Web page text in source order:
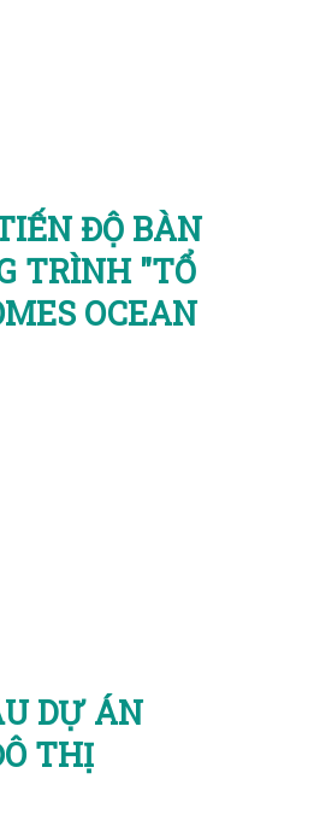
ĐỘ BÀN
TRÌNH "TỔ
OCEAN
DỰ ÁN
THỊ